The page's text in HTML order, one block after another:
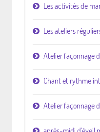
Les activités de
Les ateliers
Atelier façonnage
Chant et rythme
Atelier façonnage